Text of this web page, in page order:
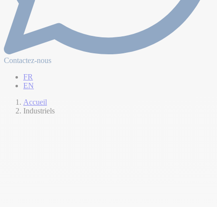
Contactez-nous
FR
EN
Accueil
Industriels